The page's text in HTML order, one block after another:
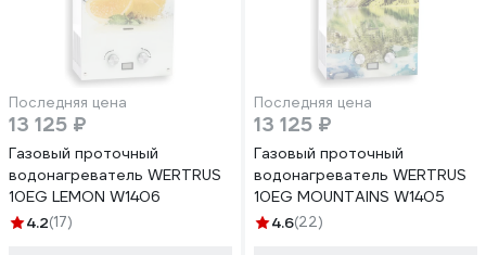
Последняя цена
13 125 ₽
Газовый проточный
водонагреватель WERTRUS
10EG LEMON W1406
4.2(17)
Последняя цена
13 125 ₽
Газовый проточный
водонагреватель WERTRUS
10EG MOUNTAINS W1405
4.6(22)